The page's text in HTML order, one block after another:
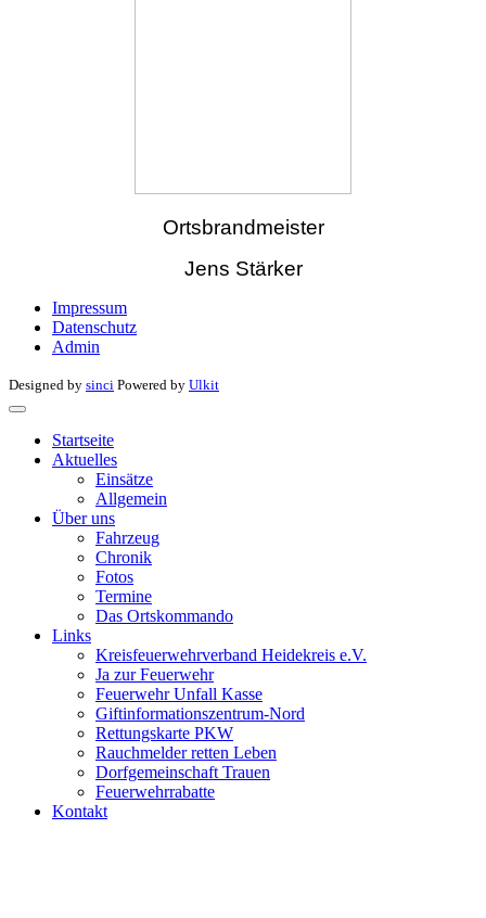
Ortsbrandmeister
Jens Stärker
Impressum
Datenschutz
Admin
Designed by sinci Powered by Ulkit
Startseite
Aktuelles
Einsätze
Allgemein
Über uns
Fahrzeug
Chronik
Fotos
Termine
Das Ortskommando
Links
Kreisfeuerwehrverband Heidekreis e.V.
Ja zur Feuerwehr
Feuerwehr Unfall Kasse
Giftinformationszentrum-Nord
Rettungskarte PKW
Rauchmelder retten Leben
Dorfgemeinschaft Trauen
Feuerwehrrabatte
Kontakt